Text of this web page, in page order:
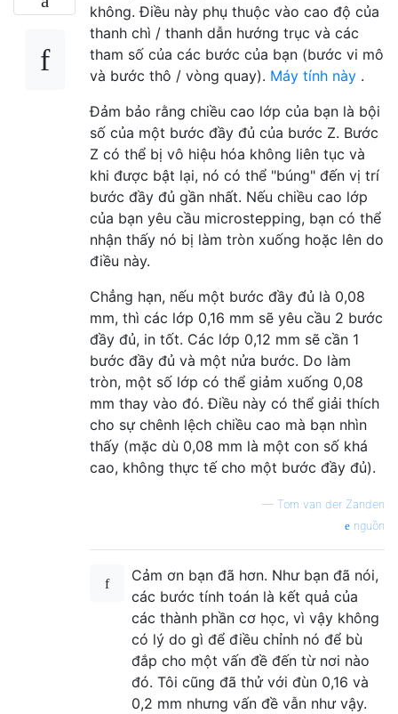
không. Điều này phụ thuộc vào cao độ của
thanh chì / thanh dẫn hướng trục và các
tham số của các bước của bạn (bước vi mô
và bước thô / vòng quay). Máy tính này .
Đảm bảo rằng chiều cao lớp của bạn là bội
số của một bước đầy đủ của bước Z. Bước
Z có thể bị vô hiệu hóa không liên tục và
khi được bật lại, nó có thể "búng" đến vị trí
bước đầy đủ gần nhất. Nếu chiều cao lớp
của bạn yêu cầu microstepping, bạn có thể
nhận thấy nó bị làm tròn xuống hoặc lên do
điều này.
Chẳng hạn, nếu một bước đầy đủ là 0,08
mm, thì các lớp 0,16 mm sẽ yêu cầu 2 bước
đầy đủ, in tốt. Các lớp 0,12 mm sẽ cần 1
bước đầy đủ và một nửa bước. Do làm
tròn, một số lớp có thể giảm xuống 0,08
mm thay vào đó. Điều này có thể giải thích
cho sự chênh lệch chiều cao mà bạn nhìn
thấy (mặc dù 0,08 mm là một con số khá
cao, không thực tế cho một bước đầy đủ).
— Tom van der Zanden
nguồn
Cảm ơn bạn đã hơn. Như bạn đã nói,
các bước tính toán là kết quả của
các thành phần cơ học, vì vậy không
có lý do gì để điều chỉnh nó để bù
đắp cho một vấn đề đến từ nơi nào
đó. Tôi cũng đã thử với đùn 0,16 và
0,2 mm nhưng vấn đề vẫn như vậy.